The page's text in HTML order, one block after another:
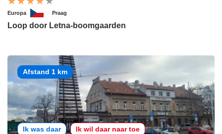
Europa Praag
Loop door Letna-boomgaarden
Afstand 1 km
Ik was daar Ik wil daar naar toe